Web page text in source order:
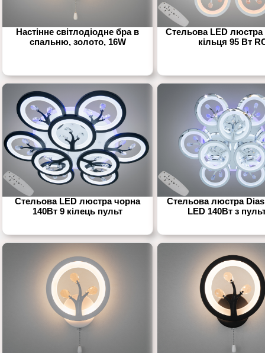
Настінне світлодіодне бра в
спальню, золото, 16W
Стельова LED люстра
кільця 95 Вт
Стельова LED люстра чорна
140Вт 9 кілець пульт
Стельова люстра
LED 140Вт з